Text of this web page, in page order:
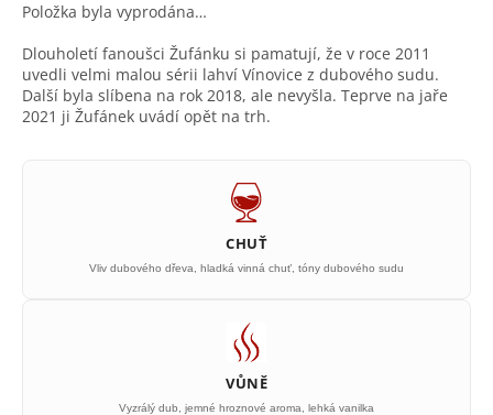
Položka byla vyprodána…
Dlouholetí fanoušci Žufánku si pamatují, že v roce 2011
uvedli velmi malou sérii lahví Vínovice z dubového sudu.
Další byla slíbena na rok 2018, ale nevyšla. Teprve na jaře
2021 ji Žufánek uvádí opět na trh.
CHUŤ
Vliv dubového dřeva, hladká vinná chuť, tóny dubového sudu
VŮNĚ
Vyzrálý dub, jemné hroznové aroma, lehká vanilka